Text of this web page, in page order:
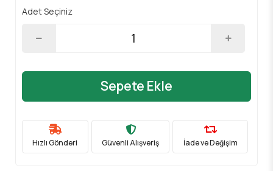
Adet Seçiniz
Sepete Ekle
Hızlı Gönderi Güvenli Alışveriş İade ve Değişim